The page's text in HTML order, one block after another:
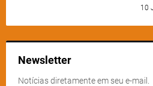
10
Newsletter
Notícias diretamente em seu e-mail.